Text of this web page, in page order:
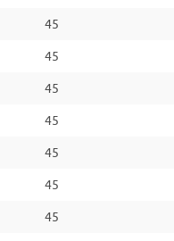
45
45
45
45
45
45
45